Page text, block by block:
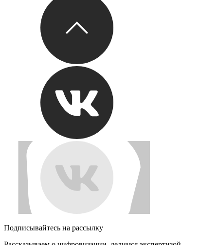
Подписывайтесь на рассылку